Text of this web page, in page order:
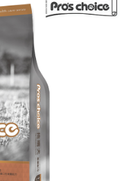
中的連結，可透過四大超商／
為交易完成。
但若您需要取消訂單，請聯絡
視為有效，需透過AFTEE先享
結帳頁面顯示為準，若有關於
問，請聯繫「AFTEE先享後付
support/home
先享後付」服務完成之交
並將交易相關給付款項請求債
：
費